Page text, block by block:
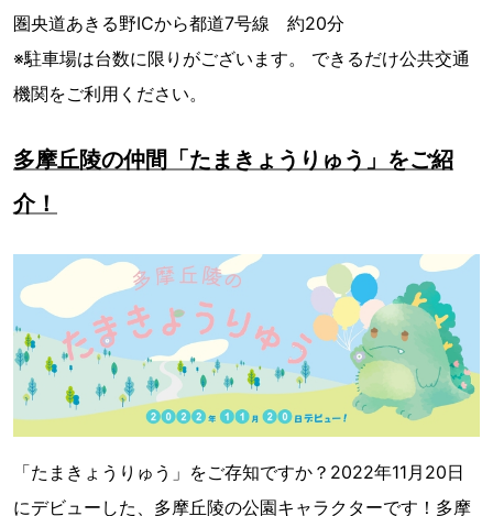
圏央道あきる野ICから都道7号線 約20分
※駐車場は台数に限りがございます。 できるだけ公共交通
機関をご利用ください。
多摩丘陵の仲間「たまきょうりゅう」をご紹
介！
「たまきょうりゅう」をご存知ですか？2022年11月20日
にデビューした、多摩丘陵の公園キャラクターです！多摩